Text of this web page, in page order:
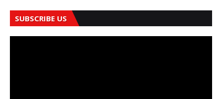
SUBSCRIBE US